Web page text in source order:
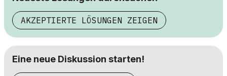
AKZEPTIERTE LÖSUNGEN ZEIGEN
Eine neue Diskussion starten!